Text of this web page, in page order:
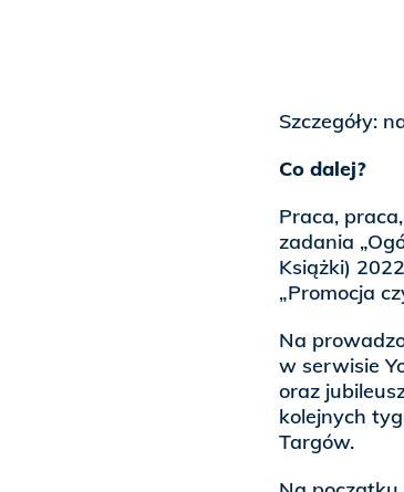
Szczegóły:
Co dalej?
Praca,
zadania
Książki)
„Promocja
Na
w serwisie
oraz
kolejnych
Targów.